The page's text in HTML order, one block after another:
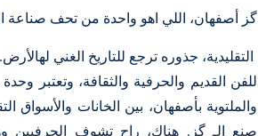
گز أصفهان، اللي اهو واحدة من تحف صناعة
التقليدية، جذوره ترجع للتاريخ الغني
للفن القديم والحرفية والثقافة، وتعتبر
والملتوية بأصفهان، بين الخانات والأسواق
صنع الـ گز. هناك، راح تشوف الحرفيين